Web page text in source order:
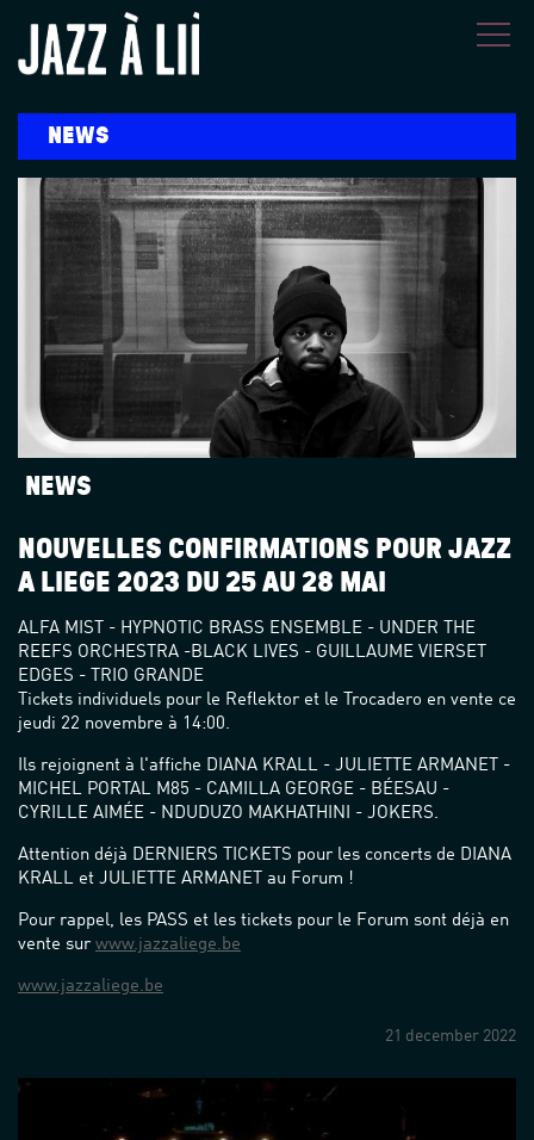
NEWS
NEWS
NOUVELLES CONFIRMATIONS POUR JAZZ
À LIÈGE 2023 DU 25 AU 28 MAI
ALFA MIST - HYPNOTIC BRASS ENSEMBLE - UNDER THE
REEFS ORCHESTRA -BLACK LIVES - GUILLAUME VIERSET
EDGES - TRIO GRANDE
Tickets individuels pour le Reflektor et le Trocadero en vente ce
jeudi 22 novembre à 14:00.
Ils rejoignent à l'affiche DIANA KRALL - JULIETTE ARMANET -
MICHEL PORTAL M85 - CAMILLA GEORGE - BÉESAU -
CYRILLE AIMÉE - NDUDUZO MAKHATHINI - JOKERS.
Attention déjà DERNIERS TICKETS pour les concerts de DIANA
KRALL et JULIETTE ARMANET au Forum !
Pour rappel, les PASS et les tickets pour le Forum sont déjà en
vente sur www.jazzaliege.be
www.jazzaliege.be
21 december 2022